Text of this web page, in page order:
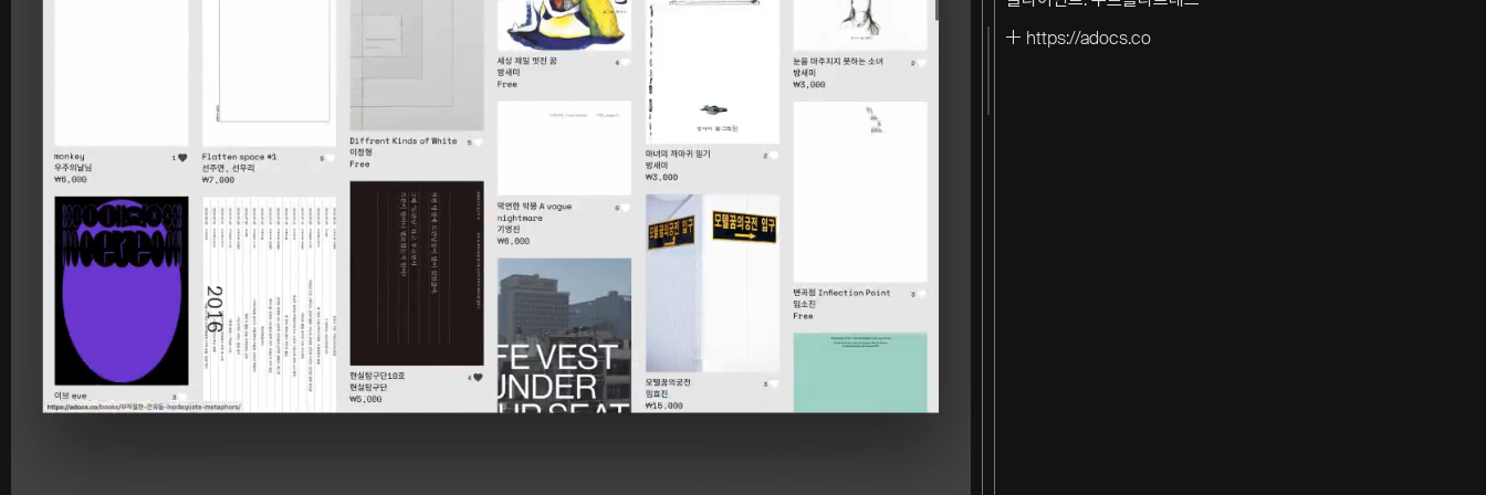
2018
2017
2016
2012
2011
《불연속의 접점들》 도록
Editorial
꽃길 포스터 숨 프로젝트 웹사이트
https://adocs.co